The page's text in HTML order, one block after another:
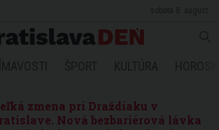
zmena pri Draždiaku v
Nová bezbariérová lávka